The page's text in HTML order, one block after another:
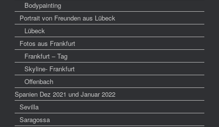
Bodypainting
Portrait von Freunden aus Lübeck
Lübeck
Fotos aus Frankfurt
Frankfurt – Tag
Skyline- Frankfurt
Offenbach
Spanien Dez 2021 und Januar 2022
Sevilla
Saragossa